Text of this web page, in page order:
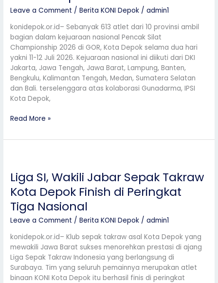
Leave a Comment /Berita KONI Depok /admin1
konidepok.or.id– Sebanyak 613 atlet dari 10 provinsi ambil
bagian dalam kejuaraan nasional Pencak Silat
Championship 2026 di GOR, Kota Depok selama dua hari
yakni 11-12 Juli 2026. Kejuaraan nasional ini diikuti dari DKI
Jakarta, Jawa Tengah, Jawa Barat, Lampung, Banten,
Bengkulu, Kalimantan Tengah, Medan, Sumatera Selatan
dan Bali. terselenggara atas kolaborasi Gunadarma, IPSI
Kota Depok,
Nasional
Pencak
Silat
di
Kota
Depok
Read More »
Liga SI, Wakili Jabar Sepak Takraw
Kota Depok Finish di Peringkat
Tiga Nasional
Leave a Comment /Berita KONI Depok /admin1
konidepok.or.id– Klub sepak takraw asal Kota Depok yang
mewakili Jawa Barat sukses menorehkan prestasi di ajang
Liga Sepak Takraw Indonesia yang berlangsung di
Surabaya. Tim yang seluruh pemainnya merupakan atlet
binaan KONI Kota Depok itu berhasil finis di peringkat
Wakili
Jabar
Sepak
Takraw
Kota
Depok
Finish
di
Peringkat
Tiga
Nasional